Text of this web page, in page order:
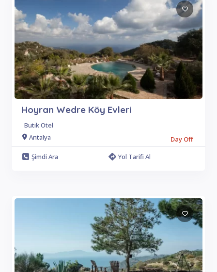
Hoyran Wedre Köy Evleri
Butik Otel
Antalya
Day Off
Şimdi Ara
Yol Tarifi Al